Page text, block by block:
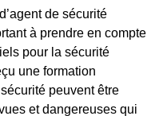
de sécurité
à prendre en compte
pour la sécurité
une formation
peuvent être
et dangereuses qui